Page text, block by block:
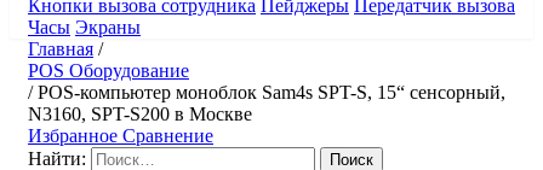
Кнопки вызова сотрудника Пейджеры Передатчик вызова
Часы Экраны
Главная /
POS Оборудование
/POS-компьютер моноблок Sam4s SPT-S, 15“ сенсорный,
N3160, SPT-S200 в Москве
Избранное Сравнение
Найти: